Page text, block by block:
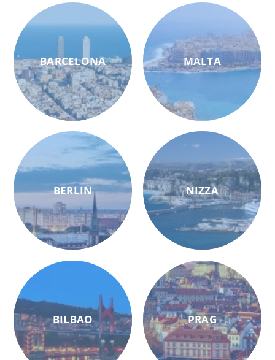
BARCELONA
BERLIN
BILBAO
MALTA
NIZZA
PRAG